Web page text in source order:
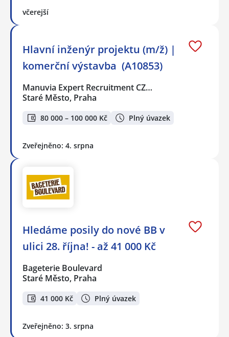
včerejší
Hlavní inženýr projektu (m/ž) |
komerční výstavba ️ (A10853)
Manuvia Expert Recruitment CZ…
Staré Město, Praha
80 000 – 100 000 Kč Plný úvazek
Zveřejněno: 4. srpna
Hledáme posily do nové BB v
ulici 28. října! - až 41 000 Kč
Bageterie Boulevard
Staré Město, Praha
41 000 Kč Plný úvazek
Zveřejněno: 3. srpna